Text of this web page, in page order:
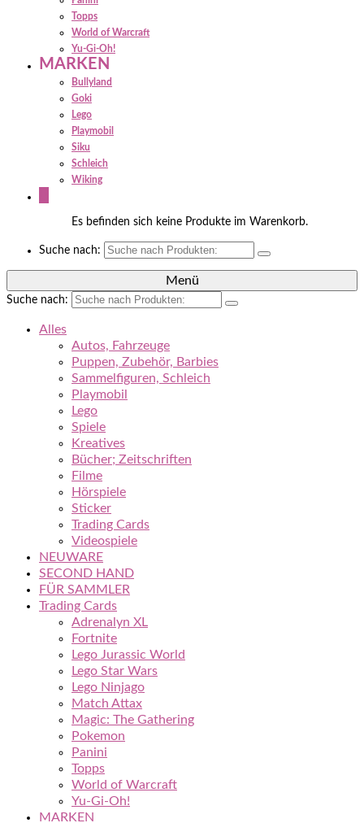
Topps
World of Warcraft
Yu-Gi-Oh!
MARKEN
Bullyland
Goki
Lego
Playmobil
Siku
Schleich
Wiking
Es befinden sich keine Produkte im Warenkorb.
Suche nach:
Menü
Suche nach:
Alles
Autos, Fahrzeuge
Puppen, Zubehör, Barbies
Sammelfiguren, Schleich
Playmobil
Lego
Spiele
Kreatives
Bücher; Zeitschriften
Filme
Hörspiele
Sticker
Trading Cards
Videospiele
NEUWARE
SECOND HAND
FÜR SAMMLER
Trading Cards
Adrenalyn XL
Fortnite
Lego Jurassic World
Lego Star Wars
Lego Ninjago
Match Attax
Magic: The Gathering
Pokemon
Panini
Topps
World of Warcraft
Yu-Gi-Oh!
MARKEN